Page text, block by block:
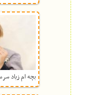
بچه ام زیاد